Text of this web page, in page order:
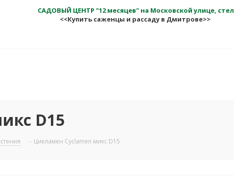
САДОВЫЙ ЦЕНТР "12 месяцев" на Московской улице,
<<Купить саженцы и рассаду в Дмитрове>>
D15
- Цикламен Cyclamen микс D15